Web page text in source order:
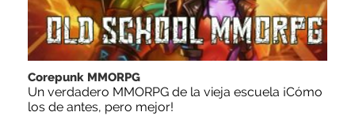
Corepunk MMORPG
Un verdadero MMORPG de la vieja escuela ¡Cómo
los de antes, pero mejor!